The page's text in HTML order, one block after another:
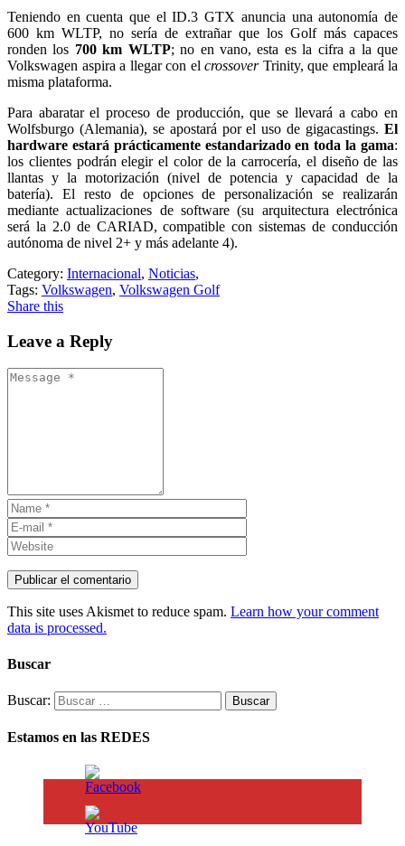
Teniendo en cuenta que el ID.3 GTX anuncia una autonomía de
600 km WLTP, no sería de extrañar que los Golf más capaces
ronden los 700 km WLTP; no en vano, esta es la cifra a la que
Volkswagen aspira a llegar con el crossoverTrinity, que empleará la
misma plataforma.
Para abaratar el proceso de producción, que se llevará a cabo en
Wolfsburgo (Alemania), se apostará por el uso de gigacastings. El
hardware estará prácticamente estandarizado en toda la gama:
los clientes podrán elegir el color de la carrocería, el diseño de las
llantas y la motorización (nivel de potencia y capacidad de la
batería). El resto de opciones de personalización se realizarán
mediante actualizaciones de software (su arquitectura electrónica
será la 2.0 de CARIAD, compatible con sistemas de conducción
autónoma de nivel 2+ y más adelante 4).
Category: Internacional, Noticias,
Tags: Volkswagen, Volkswagen Golf
Share this
Leave a Reply
This site uses Akismet to reduce spam. Learn how your comment
data is processed.
Buscar
Buscar:
Estamos en las REDES